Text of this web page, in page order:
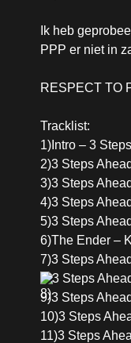
Ik heb
PPP er niet in
RESPECT TO
Tracklist:
1)Intro – 3
2)3 Steps
3)3 Steps
4)3 Steps
5)3 Steps
6)The Ender –
7)3 Steps
3 Steps
9)3 Steps
10)3 Steps
11)3 Steps